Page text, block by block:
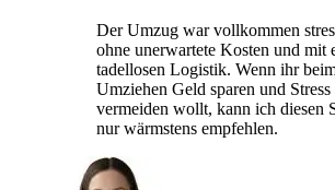
Der Umzug war vollkommen
ohne unerwartete Kosten und mit
tadellosen Logistik. Wenn ihr
Umziehen Geld sparen und Stress
vermeiden wollt, kann ich diesen
nur wärmstens empfehlen.